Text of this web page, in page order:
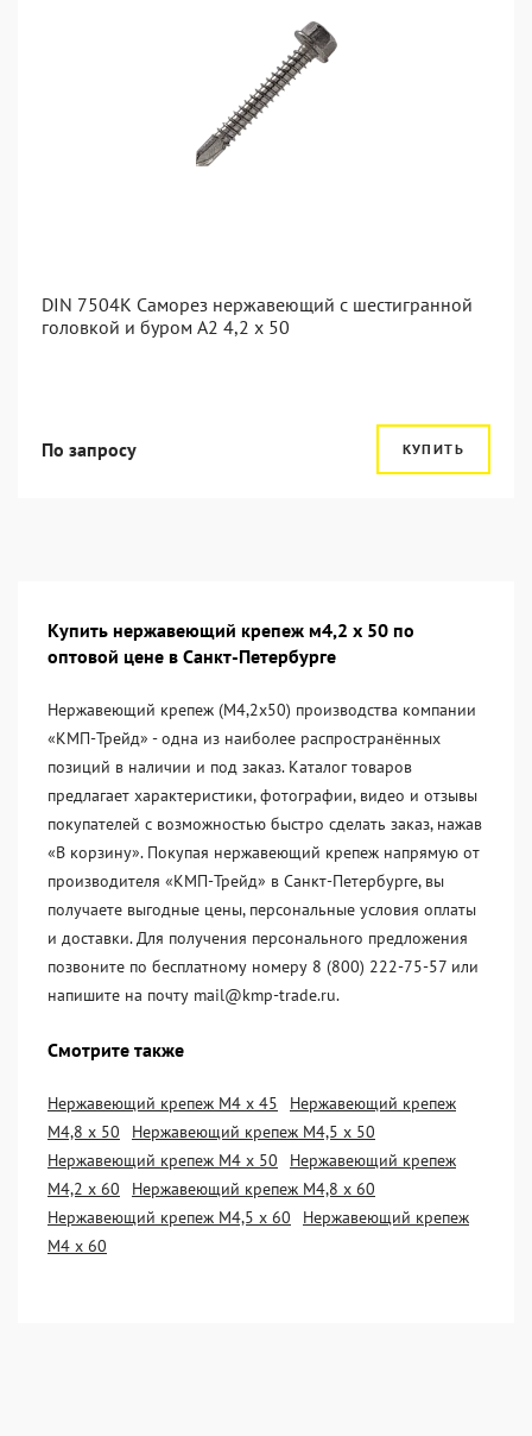
DIN 7504K Саморез нержавеющий с шестигранной
головкой и буром A2 4,2 x 50
По запросу КУПИТЬ
Купить нержавеющий крепеж м4,2 х 50 по
оптовой цене в Санкт-Петербурге
Нержавеющий крепеж (М4,2х50) производства компании
«KМП-Трейд» - одна из наиболее распространённых
позиций в наличии и под заказ. Каталог товаров
предлагает характеристики, фотографии, видео и отзывы
покупателей с возможностью быстро сделать заказ, нажав
«В корзину». Покупая нержавеющий крепеж напрямую от
производителя «KМП-Трейд» в Санкт-Петербурге, вы
получаете выгодные цены, персональные условия оплаты
и доставки. Для получения персонального предложения
позвоните по бесплатному номеру 8 (800) 222-75-57 или
напишите на почту mail@kmp-trade.ru.
Смотрите также
Нержавеющий крепеж М4 х 45
Нержавеющий крепеж
М4,8 х 50
Нержавеющий крепеж М4,5 х 50
Нержавеющий крепеж М4 х 50
Нержавеющий крепеж
М4,2 х 60
Нержавеющий крепеж М4,8 х 60
Нержавеющий крепеж М4,5 х 60
Нержавеющий крепеж
М4 х 60